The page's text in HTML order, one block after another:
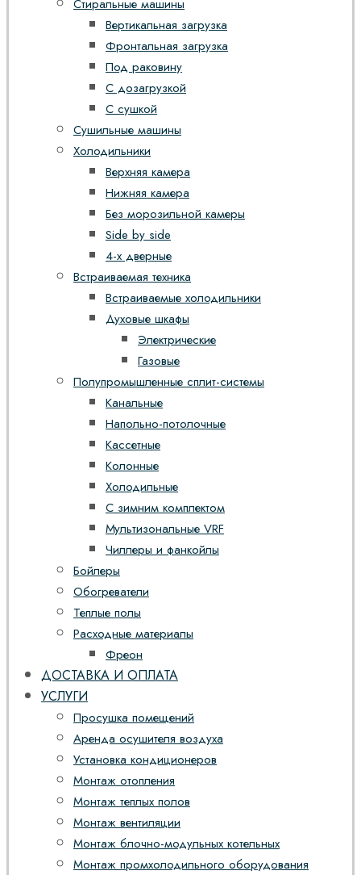
Стиральные машины
Вертикальная загрузка
Фронтальная загрузка
Под раковину
С дозагрузкой
С сушкой
Сушильные машины
Холодильники
Верхняя камера
Нижняя камера
Без морозильной камеры
Side by side
4-х дверные
Встраиваемая техника
Встраиваемые холодильники
Духовые шкафы
Электрические
Газовые
Полупромышленные сплит-системы
Канальные
Напольно-потолочные
Кассетные
Колонные
Холодильные
С зимним комплектом
Мультизональные VRF
Чиллеры и фанкойлы
Бойлеры
Обогреватели
Теплые полы
Расходные материалы
Фреон
ДОСТАВКА И ОПЛАТА
УСЛУГИ
Просушка помещений
Аренда осушителя воздуха
Установка кондиционеров
Монтаж отопления
Монтаж теплых полов
Монтаж вентиляции
Монтаж блочно-модульных котельных
Монтаж промхолодильного оборудования